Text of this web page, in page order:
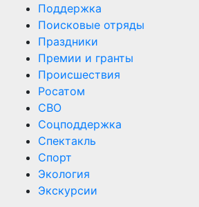
Поддержка
Поисковые отряды
Праздники
Премии и гранты
Происшествия
Росатом
СВО
Соцподдержка
Спектакль
Спорт
Экология
Экскурсии